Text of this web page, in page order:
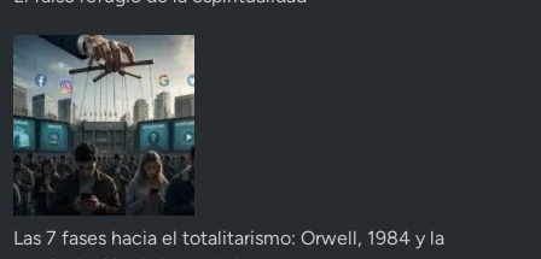
Las 7 fases hacia el totalitarismo: Orwell, 1984 y la